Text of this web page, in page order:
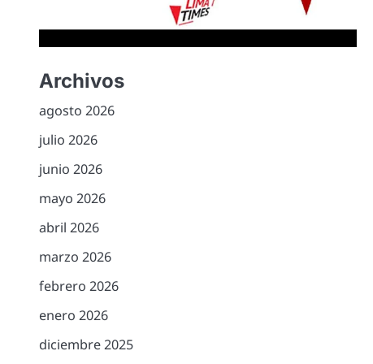
Archivos
agosto 2026
julio 2026
junio 2026
mayo 2026
abril 2026
marzo 2026
febrero 2026
enero 2026
diciembre 2025